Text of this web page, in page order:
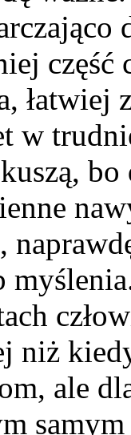
część
łatwiej
w
niż
ale